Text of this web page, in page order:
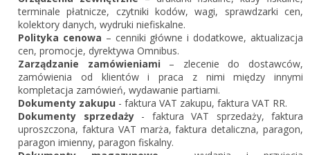
terminale płatnicze, czytniki kodów, wagi, sprawdzarki cen,
kolektory danych, wydruki niefiskalne.
Polityka cenowa – cenniki główne i dodatkowe, aktualizacja
cen, promocje, dyrektywa Omnibus.
Zarządzanie zamówieniami – zlecenie do dostawców,
zamówienia od klientów i praca z nimi między innymi
kompletacja zamówień, wydawanie partiami.
Dokumenty zakupu - faktura VAT zakupu, faktura VAT RR.
Dokumenty sprzedaży- faktura VAT sprzedaży, faktura
uproszczona, faktura VAT marża, faktura detaliczna, paragon,
paragon imienny, paragon fiskalny.